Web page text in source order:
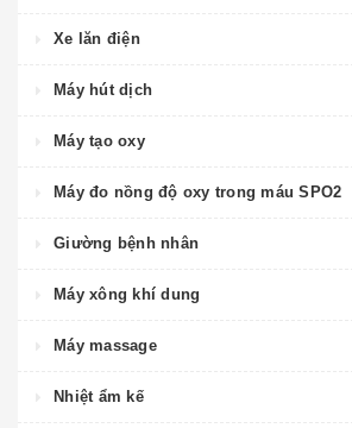
Xe lăn điện
Máy hút dịch
Máy tạo oxy
Máy đo nồng độ oxy trong máu SPO2
Giường bệnh nhân
Máy xông khí dung
Máy massage
Nhiệt ẩm kế